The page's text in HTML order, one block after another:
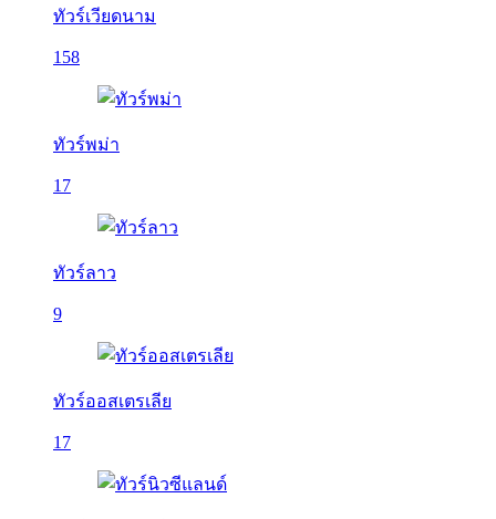
ทัวร์เวียดนาม
158
ทัวร์พม่า
17
ทัวร์ลาว
9
ทัวร์ออสเตรเลีย
17